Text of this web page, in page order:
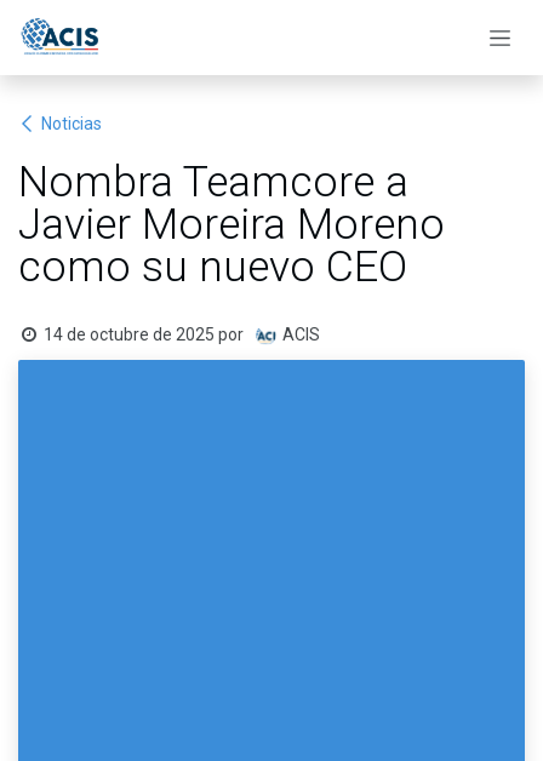
Noticias
Nombra Teamcore a
Javier Moreira Moreno
como su nuevo CEO
14 de octubre de 2025 por ACIS